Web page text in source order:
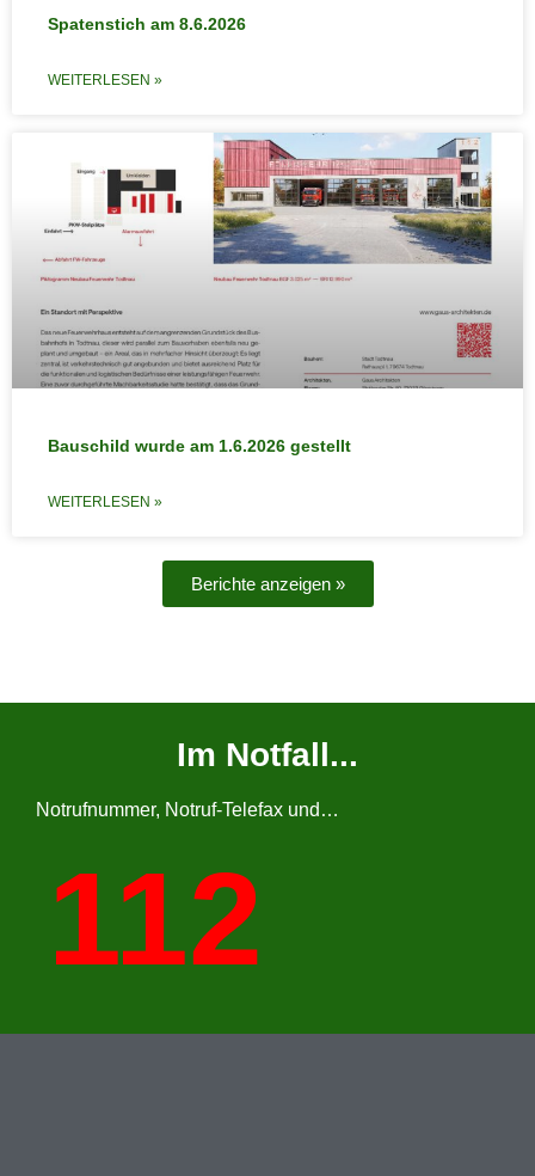
Spatenstich am 8.6.2026
WEITERLESEN »
Bauschild wurde am 1.6.2026 gestellt
WEITERLESEN »
Berichte anzeigen »
Im Notfall...
Notrufnummer, Notruf-Telefax und…
112